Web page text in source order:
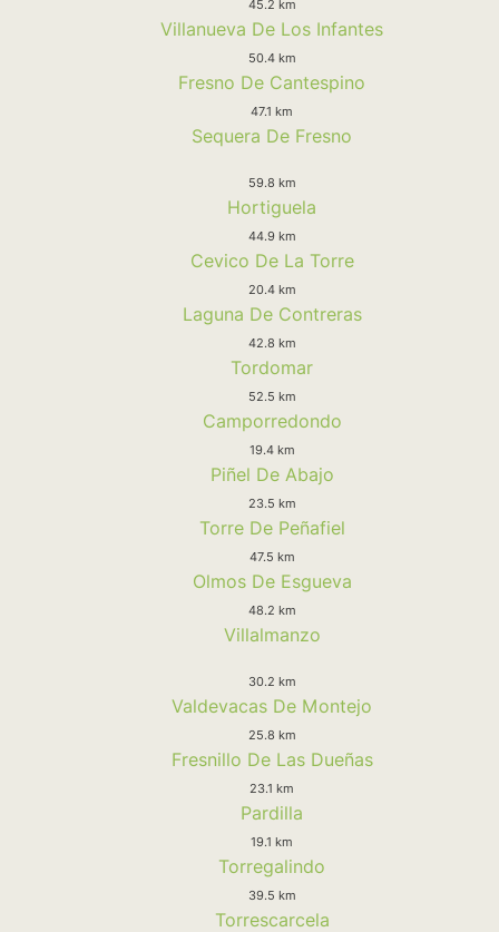
45.2 km
Villanueva De Los Infantes
50.4 km
Fresno De Cantespino
47.1 km
Sequera De Fresno
59.8 km
Hortiguela
44.9 km
Cevico De La Torre
20.4 km
Laguna De Contreras
42.8 km
Tordomar
52.5 km
Camporredondo
19.4 km
Piñel De Abajo
23.5 km
Torre De Peñafiel
47.5 km
Olmos De Esgueva
48.2 km
Villalmanzo
30.2 km
Valdevacas De Montejo
25.8 km
Fresnillo De Las Dueñas
23.1 km
Pardilla
19.1 km
Torregalindo
39.5 km
Torrescarcela